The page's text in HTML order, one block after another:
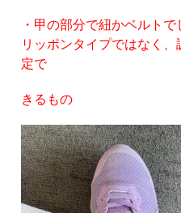
・甲の部分で紐かベルト
リッポンタイプではなく
定で
きるもの